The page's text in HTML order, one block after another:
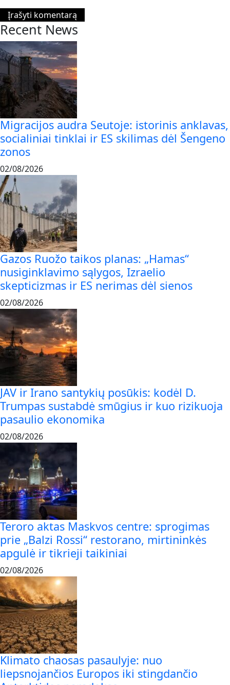
Recent News
Migracijos audra Seutoje: istorinis anklavas,
socialiniai tinklai ir ES skilimas dėl Šengeno
zonos
02/08/2026
Gazos Ruožo taikos planas: „Hamas“
nusiginklavimo sąlygos, Izraelio
skepticizmas ir ES nerimas dėl sienos
02/08/2026
JAV ir Irano santykių posūkis: kodėl D.
Trumpas sustabdė smūgius ir kuo rizikuoja
pasaulio ekonomika
02/08/2026
Teroro aktas Maskvos centre: sprogimas
prie „Balzi Rossi“ restorano, mirtininkės
apgulė ir tikrieji taikiniai
02/08/2026
Klimato chaosas pasaulyje: nuo
liepsnojančios Europos iki stingdančio